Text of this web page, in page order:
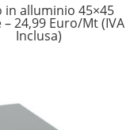
in alluminio 45×45
24,99 Euro/Mt (IVA
Inclusa)